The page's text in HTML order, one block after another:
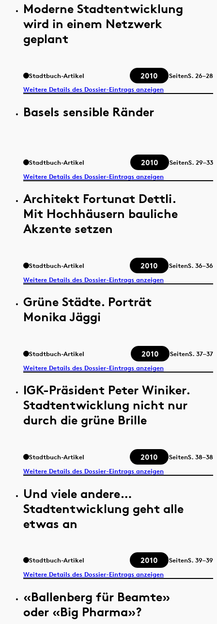
Moderne Stadtentwicklung
wird in einem Netzwerk
geplant
Stadtbuch-Artikel 2010 SeitenS. 26–28
Weitere Details des Dossier-Eintrags anzeigen
Basels sensible Ränder
Stadtbuch-Artikel 2010 SeitenS. 29–33
Weitere Details des Dossier-Eintrags anzeigen
Architekt Fortunat Dettli.
Mit Hochhäusern bauliche
Akzente setzen
Stadtbuch-Artikel 2010 SeitenS. 36–36
Weitere Details des Dossier-Eintrags anzeigen
Grüne Städte. Porträt
Monika Jäggi
Stadtbuch-Artikel 2010 SeitenS. 37–37
Weitere Details des Dossier-Eintrags anzeigen
IGK-Präsident Peter Winiker.
Stadtentwicklung nicht nur
durch die grüne Brille
Stadtbuch-Artikel 2010 SeitenS. 38–38
Weitere Details des Dossier-Eintrags anzeigen
Und viele andere…
Stadtentwicklung geht alle
etwas an
Stadtbuch-Artikel 2010 SeitenS. 39–39
Weitere Details des Dossier-Eintrags anzeigen
«Ballenberg für Beamte»
oder «Big Pharma»?